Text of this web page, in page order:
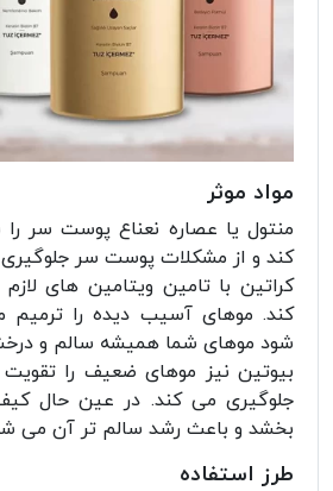
مواد موثر
منتول یا عصاره نعناع پوست سر
کند و از مشکلات پوست سر
کراتین با تامین ویتامین های
کند. موهای آسیب دیده را
شود موهای شما همیشه سالم و
بیوتین نیز موهای ضعیف را
جلوگیری می کند. در عین حال
بخشد و باعث رشد سالم تر آن می
طرز استفاده